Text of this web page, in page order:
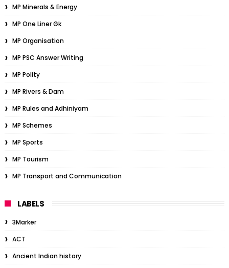
MP Minerals & Energy
MP One Liner Gk
MP Organisation
MP PSC Answer Writing
MP Polity
MP Rivers & Dam
MP Rules and Adhiniyam
MP Schemes
MP Sports
MP Tourism
MP Transport and Communication
LABELS
3Marker
ACT
Ancient Indian history